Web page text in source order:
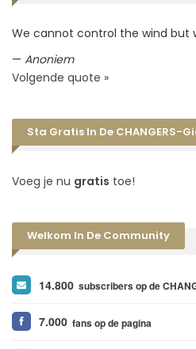
We cannot control the wind but
— Anoniem
Volgende quote »
Sta Gratis In De CHANGERS-
Voeg je nu gratis toe!
Welkom In De Community
14.800 subscribers op de
7.000 fans op de pagina